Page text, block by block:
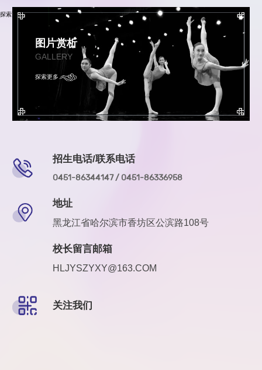
探索更多
图片赏析
GALLERY
探索更多
招生电话/联系电话
0451-86344147 / 0451-86336958
地址
黑龙江省哈尔滨市香坊区公滨路108号
校长留言邮箱
HLJYSZYXY@163.COM
关注我们